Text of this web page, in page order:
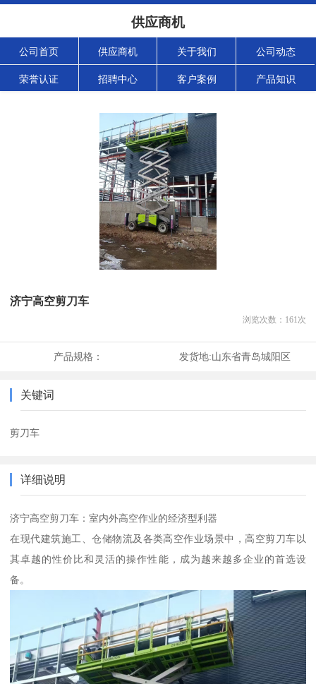
供应商机
公司首页 供应商机 关于我们 公司动态
荣誉认证 招聘中心 客户案例 产品知识
济宁高空剪刀车
浏览次数： 161次
产品规格： 发货地:山东省青岛城阳区
关键词
剪刀车
详细说明
济宁高空剪刀车：室内外高空作业的经济型利器
在现代建筑施工、仓储物流及各类高空作业场景中，高空剪刀车以
其卓越的性价比和灵活的操作性能，成为越来越多企业的首选设
备。